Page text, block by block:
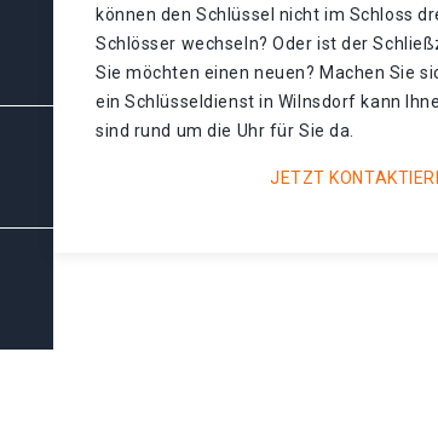
können den Schlüssel nicht im Schloss
Schlösser wechseln? Oder ist der
Sie möchten einen neuen? Machen Sie
ein Schlüsseldienst in Wilnsdorf kann
sind rund um die Uhr für Sie da.
JETZT